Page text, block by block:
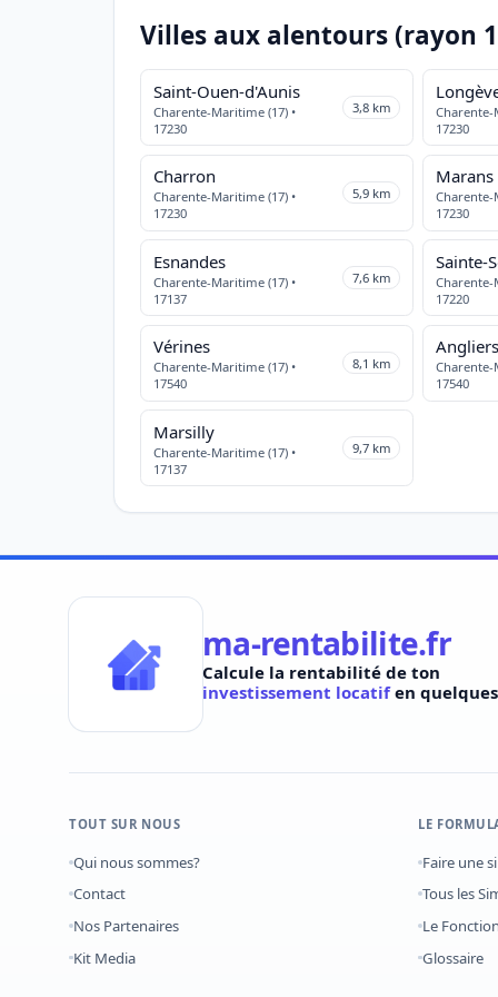
Villes aux alentours (rayon
Saint-Ouen-d'Aunis
Charente-Maritime (17) •
17230
3,8 km
Charente-
17230
Charron
Charente-Maritime (17) •
17230
5,9 km
Marans
Charente-
17230
Esnandes
Charente-Maritime (17) •
17137
7,6 km
Sainte-
Charente-
17220
Vérines
Charente-Maritime (17) •
17540
8,1 km
Charente-
17540
Marsilly
Charente-Maritime (17) •
17137
9,7 km
ma-rentabilite.fr
Calcule la rentabilité de ton
investissement locatifen
TOUT SUR NOUS
Qui nous sommes?
Contact
Nos Partenaires
Kit Media
LE
Faire une
Tous les
Le
Glossaire